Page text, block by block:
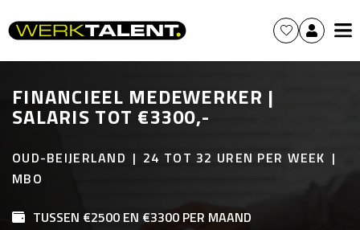
FINANCIEEL MEDEWERKER |
SALARIS TOT €3300,-
OUD-BEIJERLAND
24 TOT 32 UREN PER WEEK
MBO
TUSSEN €2500 EN €3300 PER MAAND